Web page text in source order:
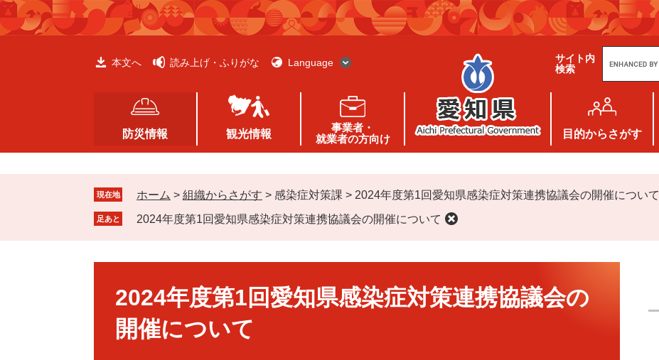
ペ
ー
メ
ニ
本文へ 読み上げ・ふりがな Language
サイト内
検索
g
e
カ
タ
ム
検
防災情報 観光情報
事業者・
就業者の方向け
目的からさがす
現在地 ホーム > 組織からさがす > 感染症対策課 > 2024年度第1回愛知県感染症対策連携協議会の開催について
足あと 2024年度第1回愛知県感染症対策連携協議会の開催について
2024年度第1回愛知県感染症対策連携協議会の
開催について